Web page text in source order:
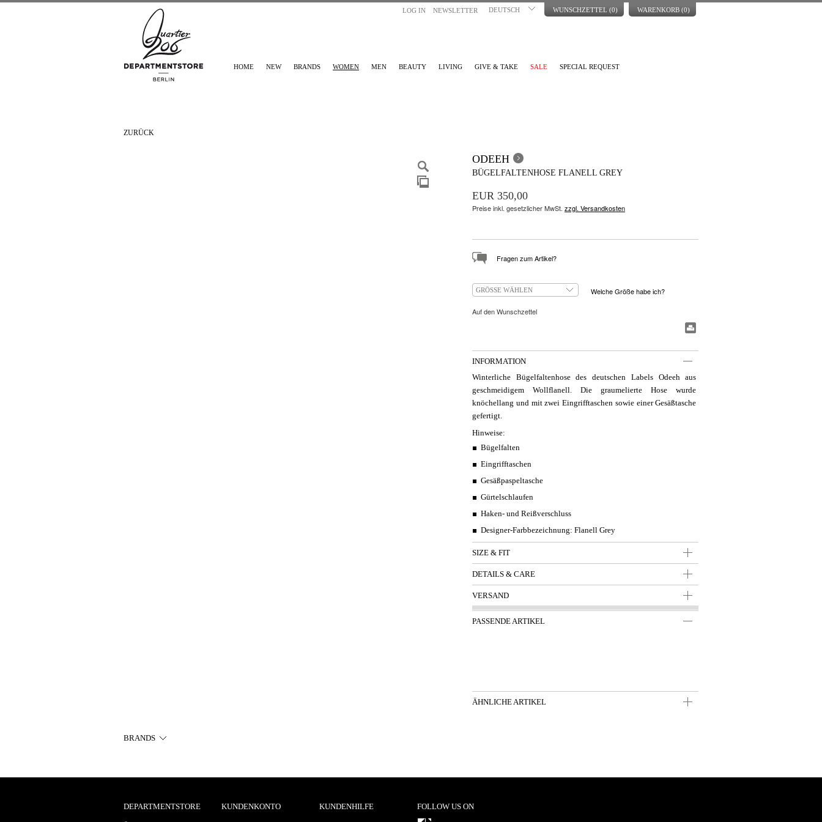
LOG IN NEWSLETTER DEUTSCH WUNSCHZETTEL (0) WARENKORB (0)
HOME NEW BRANDS WOMEN MEN BEAUTY LIVING GIVE & TAKE SALE SPECIAL REQUEST
ZURÜCK
ODEEH
BÜGELFALTENHOSE FLANELL GREY
EUR 350,00
Preise inkl. gesetzlicher MwSt. zzgl. Versandkosten
Fragen zum Artikel?
GRÖSSE WÄHLEN Welche Größe habe ich?
Auf den Wunschzettel
INFORMATION
Winterliche Bügelfaltenhose des deutschen Labels Odeeh aus
geschmeidigem Wollflanell. Die graumelierte Hose wurde
knöchellang und mit zwei Eingrifftaschen sowie einer Gesäßtasche
gefertigt.
Hinweise:
Bügelfalten
Eingrifftaschen
Gesäßpaspeltasche
Gürtelschlaufen
Haken- und Reißverschluss
Designer-Farbbezeichnung: Flanell Grey
SIZE & FIT
DETAILS & CARE
VERSAND
PASSENDE ARTIKEL
ÄHNLICHE ARTIKEL
BRANDS
DEPARTMENTSTORE KUNDENKONTO KUNDENHILFE FOLLOW US ON